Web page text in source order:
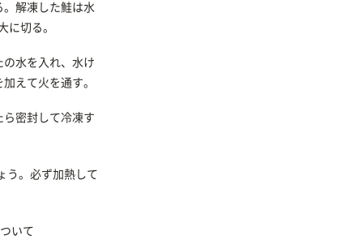
解凍した鮭は水
に切る。
水を入れ、水け
えて火を通す。
密封して冷凍す
う。必ず加熱して
いて